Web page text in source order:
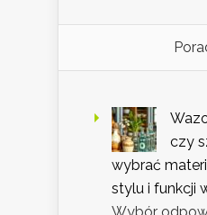
czy
wybrać
stylu i funkcji